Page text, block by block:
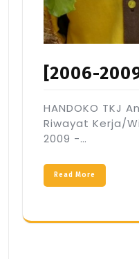
[2006-
HANDOKO TKJ
Riwayat Kerja/
2009 -…
Read More